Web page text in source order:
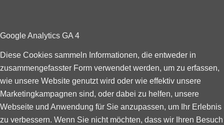
Google Analytics GA 4
Diese Cookies sammeln Informationen, die entweder in
zusammengefasster Form verwendet werden, um zu erfassen,
wie unsere Website genutzt wird oder wie effektiv unsere
Marketingkampagnen sind, oder dabei zu helfen, unsere
Webseite und Anwendung für Sie anzupassen, um Ihr Erlebnis
zu verbessern. Wenn Sie nicht möchten, dass wir Ihren Besuch